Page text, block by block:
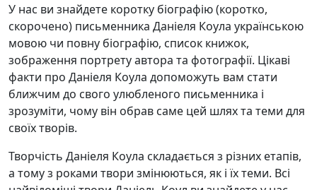
У нас ви знайдете коротку біографію (коротко,
скорочено) письменника Даніеля Коула українською
мовою чи повну біографію, список книжок,
зображення портрету автора та фотографії. Цікаві
факти про Даніеля Коула допоможуть вам стати
ближчим до свого улюбленого письменника і
зрозуміти, чому він обрав саме цей шлях та теми для
своїх творів.
Творчість Даніеля Коула складається з різних етапів,
а тому з роками твори змінюються, як і їх теми. Всі